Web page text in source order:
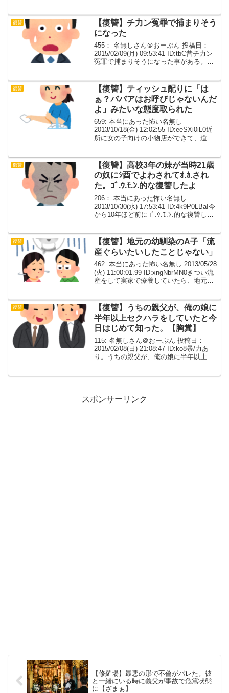
ンチされて流/産した...
復讐
【復讐】チ力ン冤罪で捕まりそう
になった
455： 名無しさん＠おーぷん 投稿日：
2015/02/09(月) 09:53:41 ID:tbC昔チ力ン
冤罪で捕まりそうになった事がある。電
騒がれて、駅員だけじゃなくて...
復讐
【復讐】ティッシュ配りに「は
ぁ？ババアはお呼びじゃないんだ
よ」みたいな態度取られた
659: 本当にあった怖い名無し
2013/10/18(金) 12:02:55 ID:eeSXi0iL0近
所に女の子向けの小物店ができて、道で
相手も可愛い女の子に絞って...
復讐
【復讐】高校3年の妹が当時21歳
の奴にｼ酉でよわされてｵ.ｶ.され
た。ｺﾞ.ｳ.ﾓ.ﾝ.的な復讐したよ
206： 本当にあった怖い名無し
2013/10/30(水) 17:53:41 ID:4k9P0LBaI今
から10年ほど前にｺﾞ.ｳ.ﾓ.ﾝ.的な復讐した
てきた...
復讐
【復讐】地元の幼馴染のA子「流
産ぐらいたいしたことじゃない」
462: 本当にあった怖い名無し 2013/05/28
(火) 11:00:01.99 ID:xngNbrMN0きつい流
産をして実家で療養していたら、地元の
日花を持って...
復讐
【復讐】うちの親父が、俺の娘に
半年以上セクハラをしていたと今
日はじめて知った。【胸糞】
115: 名無しさん＠おーぷん 投稿日：
2015/02/08(日) 21:08:47 ID:ko8暴/力あ
り。うちの親父が、俺の娘に半年以上セ
スポンサーリンク
【修羅場】最悪の形で不倫がバレた。彼
と一緒にいる時に義父が事故で危篤状態
に【ざまぁ】